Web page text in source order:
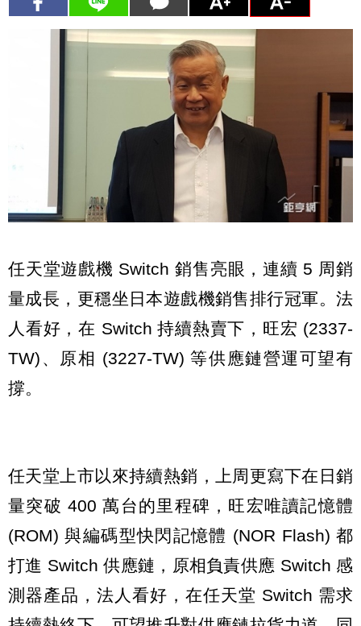
任天堂遊戲機 Switch 銷售亮眼，連續 5 周銷
量成長，更穩坐日本遊戲機銷售排行冠軍。法
人看好，在 Switch 持續熱賣下，旺宏 (2337-
TW)、原相 (3227-TW) 等供應鏈營運可望有
撐。
任天堂上市以來持續熱銷，上周更寫下在日銷
量突破 400 萬台的里程碑，旺宏唯讀記憶體
(ROM) 與編碼型快閃記憶體 (NOR Flash) 都
打進 Switch 供應鏈，原相負責供應 Switch 感
測器產品，法人看好，在任天堂 Switch 需求